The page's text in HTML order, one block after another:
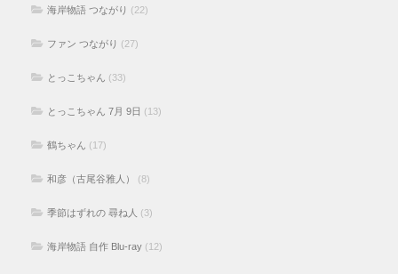
海岸物語 つながり (22)
ファン つながり (27)
とっこちゃん (33)
とっこちゃん 7月 9日 (13)
鶴ちゃん (17)
和彦（古尾谷雅人） (8)
季節はずれの 尋ね人 (3)
海岸物語 自作 Blu-ray (12)